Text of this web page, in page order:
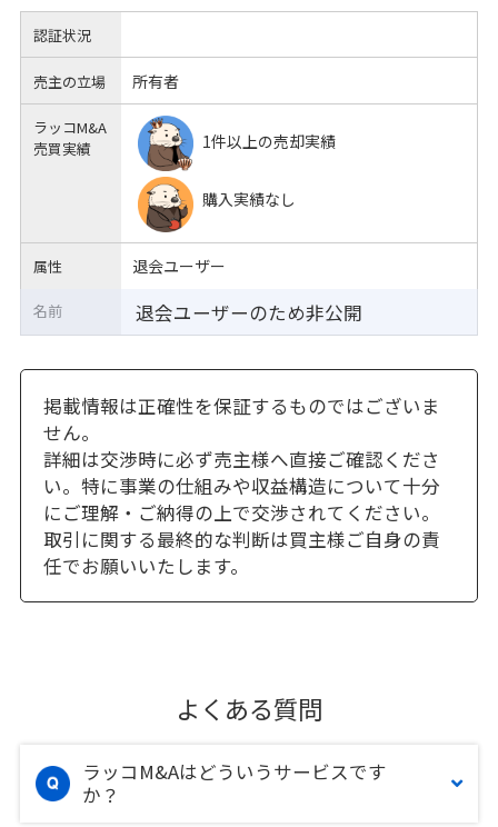
認証状況
売主の立場 所有者
ラッコM&A
売買実績
1件以上の売却実績
購入実績なし
属性 退会ユーザー
退会ユーザーのため非公開
名前
掲載情報は正確性を保証するものではございま
せん。
詳細は交渉時に必ず売主様へ直接ご確認くださ
い。特に事業の仕組みや収益構造について十分
にご理解・ご納得の上で交渉されてください。
取引に関する最終的な判断は買主様ご自身の責
任でお願いいたします。
よくある質問
ラッコM&Aはどういうサービスです
か？